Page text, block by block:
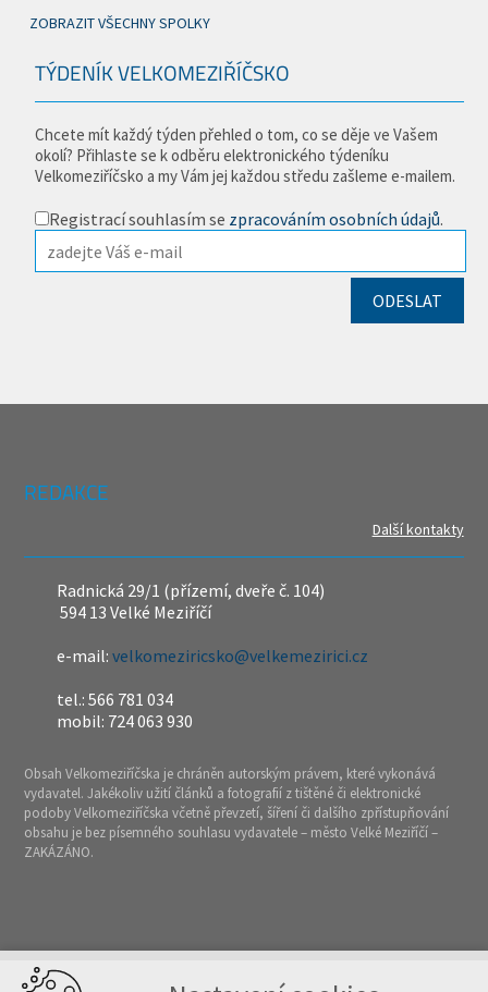
ZOBRAZIT VŠECHNY SPOLKY
TÝDENÍK VELKOMEZIŘÍČSKO
Chcete mít každý týden přehled o tom, co se děje ve Vašem
okolí? Přihlaste se k odběru elektronického týdeníku
Velkomeziříčsko a my Vám jej každou středu zašleme e-mailem.
Registrací souhlasím se zpracováním osobních údajů.
REDAKCE
Další kontakty
Radnická 29/1 (přízemí, dveře č. 104)
594 13 Velké Meziříčí
e-mail:velkomeziricsko@velkemezirici.cz
tel.: 566 781 034
mobil: 724 063 930
Obsah Velkomeziříčska je chráněn autorským právem, které vykonává
vydavatel. Jakékoliv užití článků a fotografií z tištěné či elektronické
podoby Velkomeziříčska včetně převzetí, šíření či dalšího zpřístupňování
obsahu je bez písemného souhlasu vydavatele – město Velké Meziříčí –
ZAKÁZÁNO.